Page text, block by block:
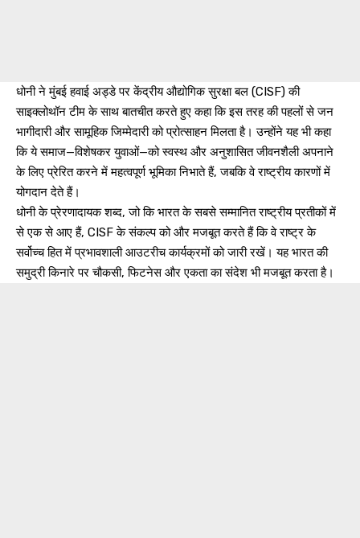
धोनी ने मुंबई हवाई अड्डे पर केंद्रीय औद्योगिक सुरक्षा बल (CISF) की
साइक्लोथॉन टीम के साथ बातचीत करते हुए कहा कि इस तरह की पहलों से जन
भागीदारी और सामूहिक जिम्मेदारी को प्रोत्साहन मिलता है। उन्होंने यह भी कहा
कि ये समाज—विशेषकर युवाओं—को स्वस्थ और अनुशासित जीवनशैली अपनाने
के लिए प्रेरित करने में महत्वपूर्ण भूमिका निभाते हैं, जबकि वे राष्ट्रीय कारणों में
योगदान देते हैं।
धोनी के प्रेरणादायक शब्द, जो कि भारत के सबसे सम्मानित राष्ट्रीय प्रतीकों में
से एक से आए हैं, CISF के संकल्प को और मजबूत करते हैं कि वे राष्ट्र के
सर्वोच्च हित में प्रभावशाली आउटरीच कार्यक्रमों को जारी रखें। यह भारत की
समुद्री किनारे पर चौकसी, फिटनेस और एकता का संदेश भी मजबूत करता है।